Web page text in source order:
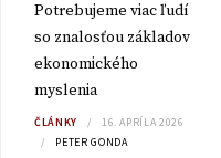
Potrebujeme viac ľudí
so znalosťou základov
ekonomického
myslenia
ČLÁNKY
16. APRÍLA 2026
PETER GONDA